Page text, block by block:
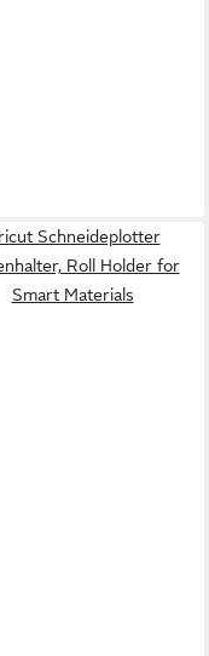
Schneideplotter
Roll Holder for
Smart Materials